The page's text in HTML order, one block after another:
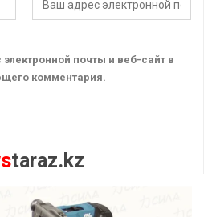
почты и веб-сайт в
комментария.
taraz.kz